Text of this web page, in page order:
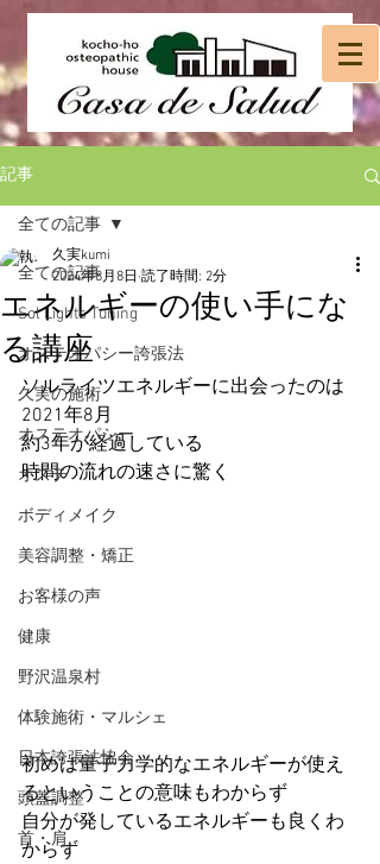
記事
全ての記事
Sol Lights Tuning
オステオパシー誇張法
久実の施術
オステオパシー
オステ
ボディメイク
美容調整・矯正
お客様の声
健康
野沢温泉村
体験施術・マルシェ
日本誇張法協会
頭蓋調整
首・肩
全ての記事
エネルギーの使い手にな
る講座
久実kumi
2024年8月8日 読了時間: 2分
ソルライツエネルギーに出会ったのは
2021年8月
約3年が経過している
時間の流れの速さに驚く
初めは量子力学的なエネルギーが使え
るということの意味もわからず
自分が発しているエネルギーも良くわ
からず